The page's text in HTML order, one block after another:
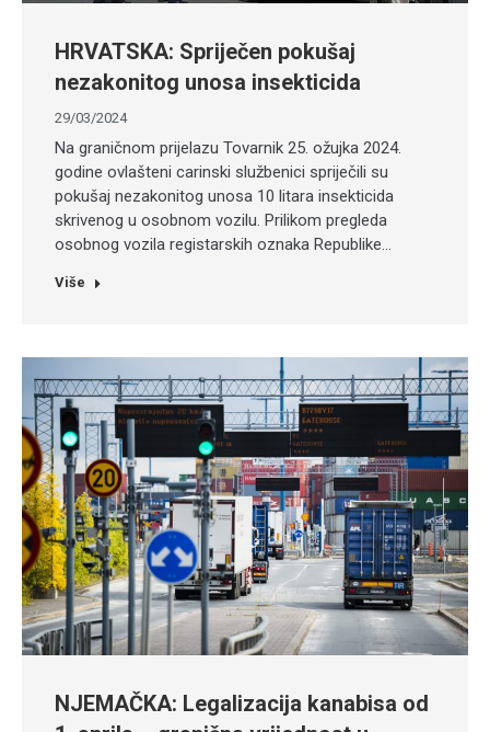
HRVATSKA: Spriječen pokušaj
nezakonitog unosa insekticida
29/03/2024
Na graničnom prijelazu Tovarnik 25. ožujka 2024.
godine ovlašteni carinski službenici spriječili su
pokušaj nezakonitog unosa 10 litara insekticida
skrivenog u osobnom vozilu. Prilikom pregleda
osobnog vozila registarskih oznaka Republike…
Više
NJEMAČKA: Legalizacija kanabisa od